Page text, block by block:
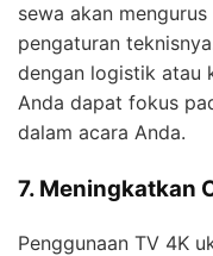
sewa akan
pengaturan
dengan logistik atau
Anda dapat fokus
dalam acara Anda.
7. Meningkatkan
Penggunaan TV 4K